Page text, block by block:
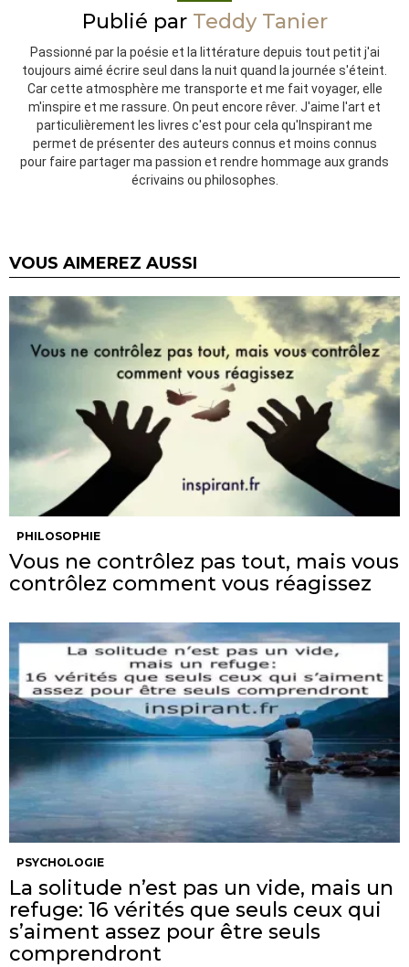
Publié par Teddy Tanier
Passionné par la poésie et la littérature depuis tout petit j'ai
toujours aimé écrire seul dans la nuit quand la journée s'éteint.
Car cette atmosphère me transporte et me fait voyager, elle
m'inspire et me rassure. On peut encore rêver. J'aime l'art et
particulièrement les livres c'est pour cela qu'Inspirant me
permet de présenter des auteurs connus et moins connus
pour faire partager ma passion et rendre hommage aux grands
écrivains ou philosophes.
VOUS AIMEREZ AUSSI
PHILOSOPHIE
Vous ne contrôlez pas tout, mais vous
contrôlez comment vous réagissez
PSYCHOLOGIE
La solitude n’est pas un vide, mais un
refuge: 16 vérités que seuls ceux qui
s’aiment assez pour être seuls
comprendront